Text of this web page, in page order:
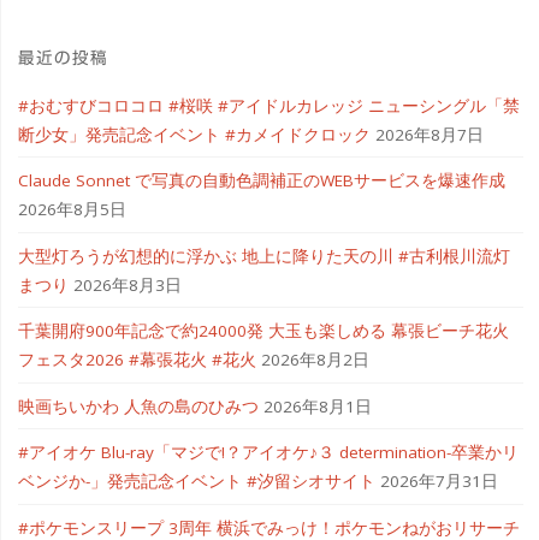
最近の投稿
#おむすびコロコロ #桜咲 #アイドルカレッジ ニューシングル「禁
断少女」発売記念イベント #カメイドクロック 2026年8月7日
Claude Sonnet で写真の自動色調補正のWEBサービスを爆速作成
2026年8月5日
大型灯ろうが幻想的に浮かぶ 地上に降りた天の川 #古利根川流灯
まつり 2026年8月3日
千葉開府900年記念で約24000発 大玉も楽しめる 幕張ビーチ花火
フェスタ2026 #幕張花火 #花火 2026年8月2日
映画ちいかわ 人魚の島のひみつ 2026年8月1日
#アイオケ Blu-ray「マジで!？アイオケ♪３ determination-卒業かリ
ベンジか-」発売記念イベント #汐留シオサイト 2026年7月31日
#ポケモンスリープ 3周年 横浜でみっけ！ポケモンねがおリサーチ